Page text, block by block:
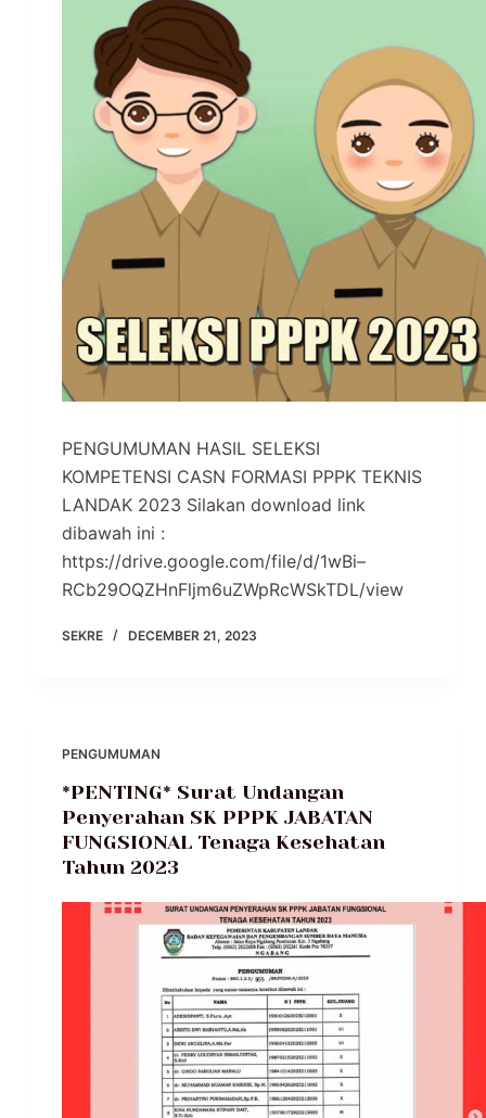
PENGUMUMAN HASIL SELEKSI
KOMPETENSI CASN FORMASI PPPK TEKNIS
LANDAK 2023 Silakan download link
dibawah ini :
https://drive.google.com/file/d/1wBi–
RCb29OQZHnFljm6uZWpRcWSkTDL/view
SEKRE DECEMBER 21, 2023
PENGUMUMAN
*PENTING* Surat Undangan
Penyerahan SK PPPK JABATAN
FUNGSIONAL Tenaga Kesehatan
Tahun 2023